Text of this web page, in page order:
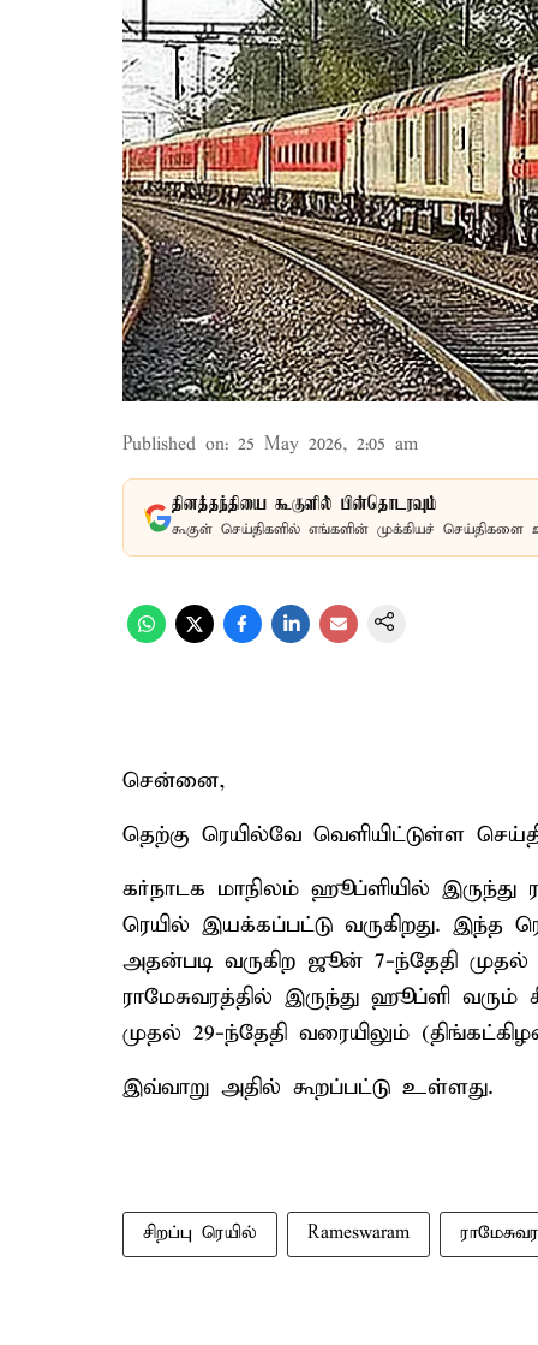
Published on: 25 May 2026, 2:05 am
தினத்தந்தியை கூகுளில் பின்தொடரவும்
கூகுள் செய்திகளில் எங்களின் முக்கியச் செய்திகளை
சென்னை,
தெற்கு ரெயில்வே வெளியிட்டுள்ள
கர்நாடக மாநிலம் ஹூப்ளியில் இருந்து
ரெயில் இயக்கப்பட்டு வருகிறது. இந்த
அதன்படி வருகிற ஜூன் 7-ந்தேதி முதல்
ராமேசுவரத்தில் இருந்து ஹூப்ளி வரும்
முதல் 29-ந்தேதி வரையிலும்
இவ்வாறு அதில் கூறப்பட்டு உள்ளது.
சிறப்பு ரெயில் Rameswaram